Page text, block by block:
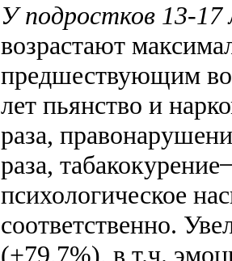
У подростков 13-17
возрастают
предшествующим
лет пьянство и
раза,
раза,
психологическое
соответственно.
(+79,7%), в т.ч.